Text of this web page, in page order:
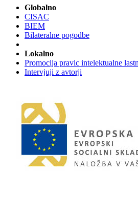
Globalno
CISAC
BIEM
Bilateralne pogodbe
Lokalno
Promocija pravic intelektualne
Intervjuji z avtorji